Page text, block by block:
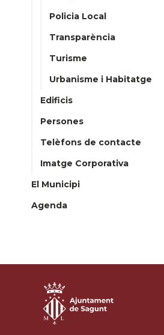
Policia Local
Transparència
Turisme
Urbanisme i Habitatge
Edificis
Persones
Telèfons de contacte
Imatge Corporativa
El Municipi
Agenda